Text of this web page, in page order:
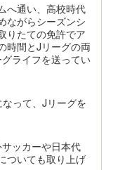
へ通い、高校時代
ながらシーズンシ
りたての免許でア
時間とJリーグの両
ライフを送ってい
って、Jリーグを
ッカーや日本代
ついても取り上げ